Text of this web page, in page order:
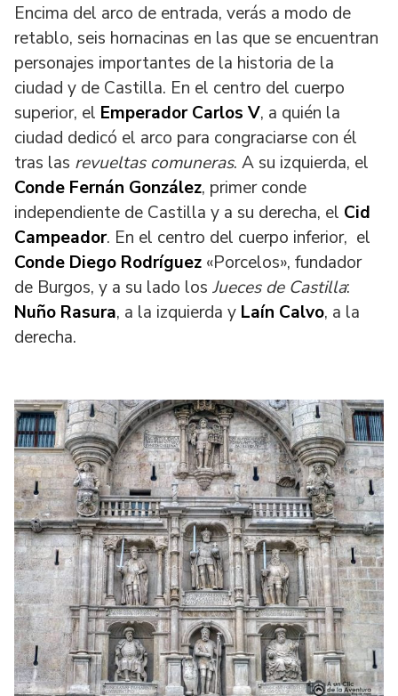
Encima del arco de entrada, verás a modo de
retablo, seis hornacinas en las que se encuentran
personajes importantes de la historia de la
ciudad y de Castilla. En el centro del cuerpo
superior, el Emperador Carlos V, a quién la
ciudad dedicó el arco para congraciarse con él
tras las revueltas comuneras. A su izquierda, el
Conde Fernán González, primer conde
independiente de Castilla y a su derecha, el Cid
Campeador. En el centro del cuerpo inferior, el
Conde Diego Rodríguez «Porcelos», fundador
de Burgos, y a su lado los Jueces de Castilla:
Nuño Rasura, a la izquierda y Laín Calvo, a la
derecha.